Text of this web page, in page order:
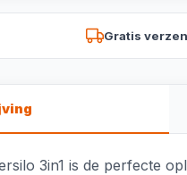
Gratis
3in1 is de perfecte